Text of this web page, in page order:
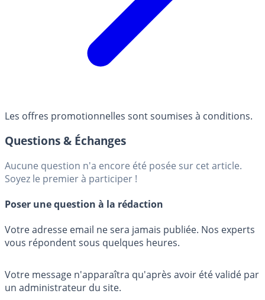
Les offres promotionnelles sont soumises à conditions.
Questions & Échanges
Aucune question n'a encore été posée sur cet article.
Soyez le premier à participer !
Poser une question à la rédaction
Votre adresse email ne sera jamais publiée. Nos experts
vous répondent sous quelques heures.
Votre message n'apparaîtra qu'après avoir été validé par
un administrateur du site.